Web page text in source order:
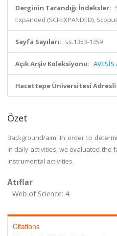
Derginin Tarandığı İndeksler:
Expanded (SCI-EXPANDED),
Sayfa Sayıları: ss.1353-1359
Açık Arşiv Koleksiyonu:
Hacettepe Üniversitesi Adresli:
Özet
Background/aim: In order to
in daily activities, we evaluated the
instrumental activities.
Atıflar
Web of Science: 4
Citations